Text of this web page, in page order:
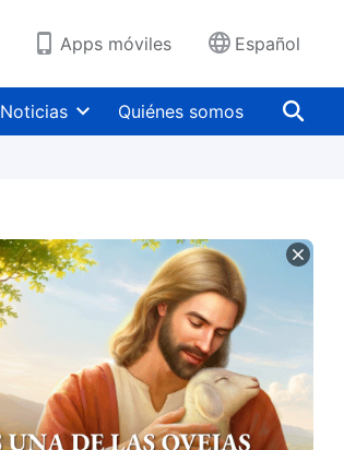
Apps móviles Español
Noticias Quiénes somos